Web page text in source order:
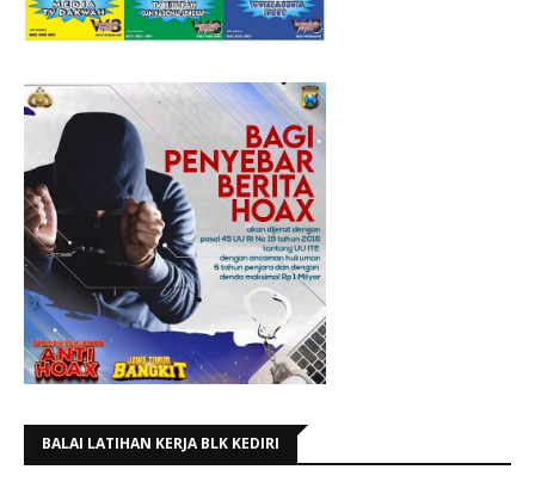
BALAI LATIHAN KERJA BLK KEDIRI